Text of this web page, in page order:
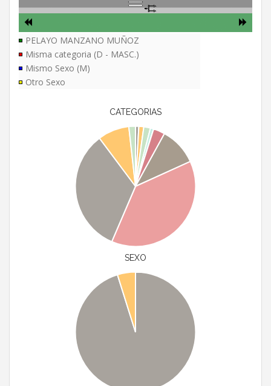
PELAYO MANZANO MUÑOZ
Misma categoria (D - MASC.)
Mismo Sexo (M)
Otro Sexo
CATEGORIAS
SEXO